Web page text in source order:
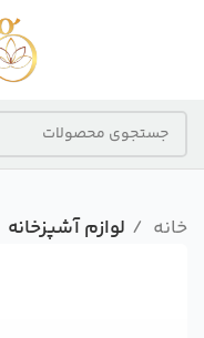
خانه لوازم آشپزخانه